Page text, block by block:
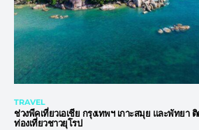
TRAVEL
ช่วงพีคเที่ยวเอเชีย กรุงเทพฯ เกาะสมุย และพัทย
ท่องเที่ยวชาวยุโรป